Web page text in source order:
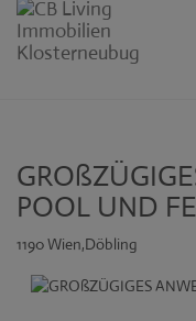
POOL UND
1190 Wien,Döbling